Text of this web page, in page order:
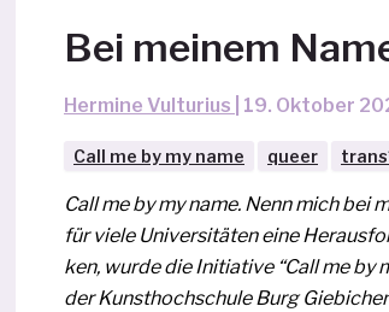
Bei meinem
Hermine Vulturius 19. Oktober
Call me by my name queer
Call me by my name. Nenn mich bei
für vie­le Universitäten eine
ken, wur­de die Initiative “Call me
der Kunsthochschule Burg